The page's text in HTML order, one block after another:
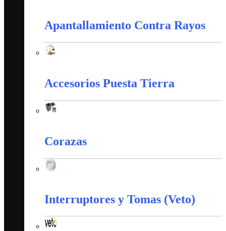
Apantallamiento Contra Rayos
Accesorios Puesta Tierra
Corazas
Interruptores y Tomas (Veto)